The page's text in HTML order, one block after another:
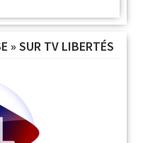
» SUR TV LIBERTÉS